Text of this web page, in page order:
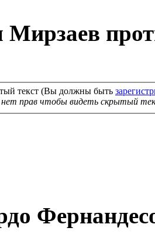
Мирзаев
текст (Вы должны быть
нет прав чтобы видеть скрытый